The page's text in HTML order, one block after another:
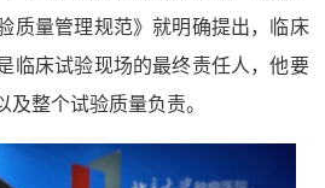
质量管理规范》就明确提出，临床
临床试验现场的最终责任人，他要
整个试验质量负责。